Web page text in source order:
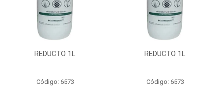
REDUCTO 1L
Código: 6573
REDUCTO 1L
Código: 6573